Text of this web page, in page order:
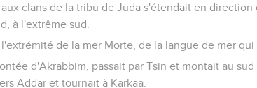
clans de la tribu de Juda s'étendait en direction
à l'extrême sud.
de la mer Morte, de la langue de mer qui
d'Akrabbim, passait par Tsin et montait au sud
Addar et tournait à Karkaa.